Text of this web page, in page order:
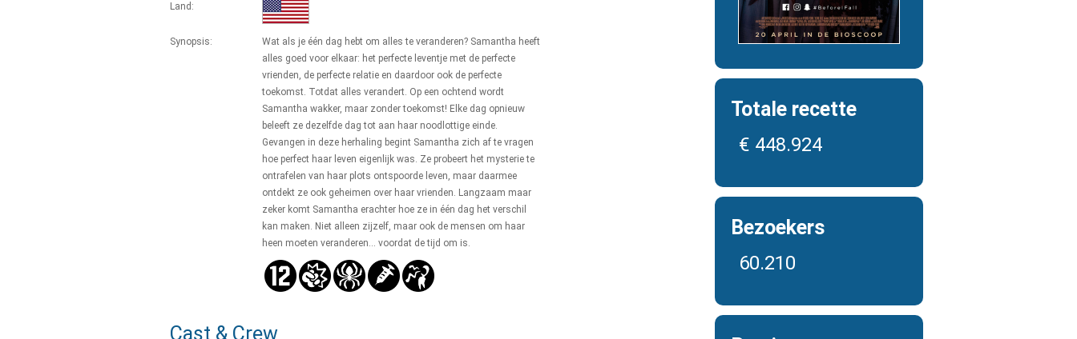
Land:
Synopsis:
Wat als je één dag hebt om alles te veranderen? Samantha heeft
alles goed voor elkaar: het perfecte leventje met de perfecte
vrienden, de perfecte relatie en daardoor ook de perfecte
toekomst. Totdat alles verandert. Op een ochtend wordt
Samantha wakker, maar zonder toekomst! Elke dag opnieuw
beleeft ze dezelfde dag tot aan haar noodlottige einde.
Gevangen in deze herhaling begint Samantha zich af te vragen
hoe perfect haar leven eigenlijk was. Ze probeert het mysterie te
ontrafelen van haar plots ontspoorde leven, maar daarmee
ontdekt ze ook geheimen over haar vrienden. Langzaam maar
zeker komt Samantha erachter hoe ze in één dag het verschil
kan maken. Niet alleen zijzelf, maar ook de mensen om haar
heen moeten veranderen... voordat de tijd om is.
Cast & Crew
Totale recette
€ 448.924
Bezoekers
60.210